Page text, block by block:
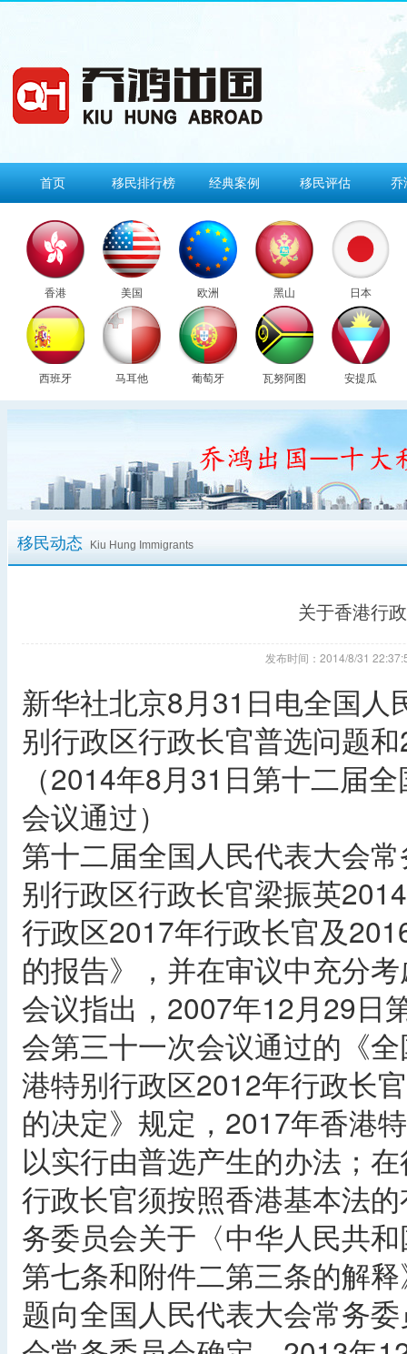
首页 移民排行榜 经典案例 移民评估 乔
香港 美国 欧洲 黑山 日本
西班牙 马耳他 葡萄牙 瓦努阿图 安提瓜
移民动态 Kiu Hung Immigrants
关于香港行
发布时间：2014/8/31
新华社北京8月31日电全国
别行政区行政长官普选问题
（2014年8月31日第十二届
会议通过）
第十二届全国人民代表大会
别行政区行政长官梁振英
行政区2017年行政长官及
的报告》，并在审议中充分
会议指出，2007年12月29日
会第三十一次会议通过的《
港特别行政区2012年行政长
的决定》规定，2017年香港
以实行由普选产生的办法；
行政长官须按照香港基本法
务委员会关于〈中华人民共
第七条和附件二第三条的解
题向全国人民代表大会常务